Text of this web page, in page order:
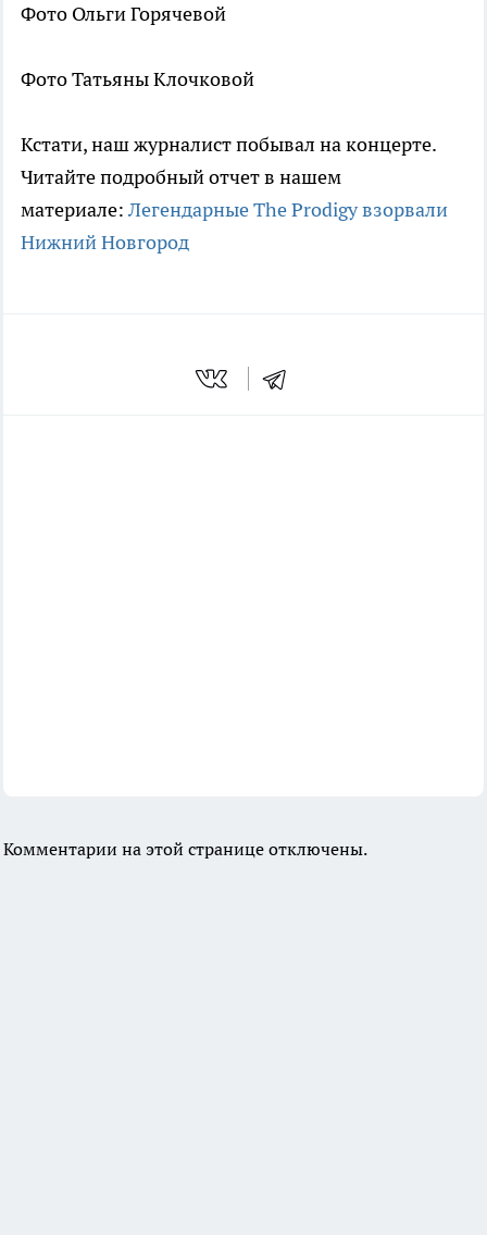
Фото Ольги Горячевой
Фото Татьяны Клочковой
Кстати, наш журналист побывал на концерте.
Читайте подробный отчет в нашем
материале: Легендарные The Prodigy взорвали
Нижний Новгород
Комментарии на этой странице отключены.